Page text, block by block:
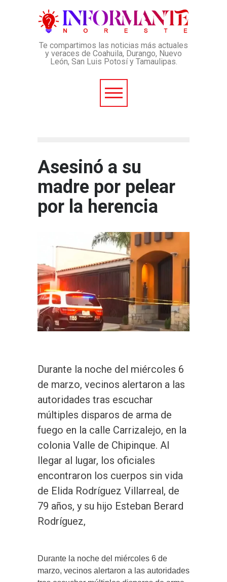
Te compartimos las noticias más actuales
y veraces de Coahuila, Durango, Nuevo
León, San Luis Potosí y Tamaulipas.
Asesinó a su
madre por pelear
por la herencia
Durante la noche del miércoles 6
de marzo, vecinos alertaron a las
autoridades tras escuchar
múltiples disparos de arma de
fuego en la calle Carrizalejo, en la
colonia Valle de Chipinque. Al
llegar al lugar, los oficiales
encontraron los cuerpos sin vida
de Elida Rodríguez Villarreal, de
79 años, y su hijo Esteban Berard
Rodríguez,
Durante la noche del miércoles 6 de
marzo, vecinos alertaron a las autoridades